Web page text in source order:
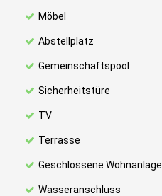
Möbel
Abstellplatz
Gemeinschaftspool
Sicherheitstüre
TV
Terrasse
Geschlossene Wohnanlage
Wasseranschluss